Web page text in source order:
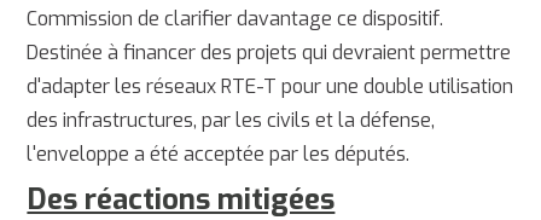
Commission de clarifier davantage ce dispositif.
Destinée à financer des projets qui devraient permettre
d'adapter les réseaux RTE-T pour une double utilisation
des infrastructures, par les civils et la défense,
l'enveloppe a été acceptée par les députés.
Des réactions mitigées